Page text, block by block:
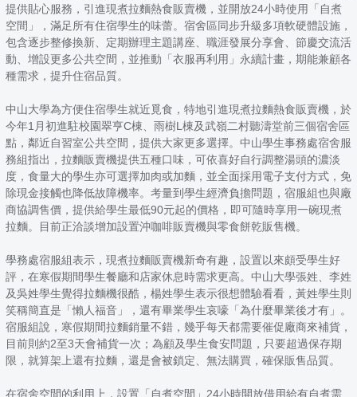
提供貼心服務，引進現煮拉麵熱食販賣機，並開放24小時使用「自煮
空間」，滿足所有住宿學生的味蕾。宿舍區同步升級多項軟硬體設施，
包含逐步整修換新、定期辦理主題講座、職涯發展分享會、節慶交流活
動、增設更多公共空間，並推動「衣服再利用」永續計畫，期能兼顧各
種需求，提升住宿品質。
中山大學為方便住宿學生就近覓食，特地引進現煮拉麵熱食販賣機，於
今年1月初進駐校園翠亨C棟、雨樹L棟及武嶺二村聽濤堂前三個宿舍區
點，鄰近自習室公共空間，提供大家更多選擇。中山學生事務處宿舍服
務組指出，拉麵販賣機提供五種口味，可依喜好自行調整湯頭的濃淡
度，食量大的學生亦可選擇加肉或加麵，並全面採用電子支付方式，免
除現金接觸也降低故障機率。考量到學生經濟負擔問題，宿服組也與廠
商協調售價，提供給學生最低90元起的價格，即可隨時享用一碗現煮
拉麵。目前正洽談增加設置沖咖啡販賣機與零食餅乾販售機。
學務處宿服組表示，現煮拉麵販賣機新奇有趣，設置以來頗受學生好
評，在寒假期間學生餐廳和店家休息時需求更高。中山大學張姓、李姓
及吳姓學生覺得拉麵機很酷，楊姓學生表示很想體驗看看，黃姓學生則
笑稱簡直是「懶人福音」，還有畢業學生哀嚎「為什麼畢業後才有」。
宿服組說，寒假期間拉麵銷量不錯，幾乎每天都需要催促廠商來補貨，
目前則約2至3天會補貨一次；為顧及學生食安問題，只要超過保存期
限，就算架上還有拉麵，還是會被鎖定、無法購買，確保販售品質。
在宿舍空間的利用上，設置「自煮空間」24小時開放借用給有自煮需